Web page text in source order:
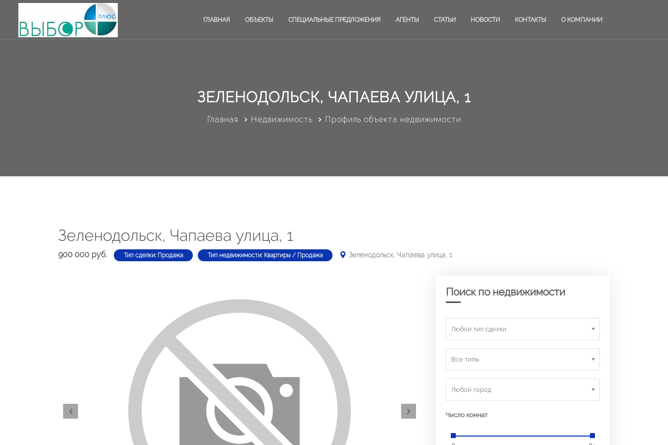
ГЛАВНАЯ ОБЪЕКТЫ СПЕЦИАЛЬНЫЕ ПРЕДЛОЖЕНИЯ АГЕНТЫ СТАТЬИ НОВОСТИ КОНТАКТЫ О КОМПАНИИ
ЗЕЛЕНОДОЛЬСК, ЧАПАЕВА УЛИЦА, 1
Главная Недвижимость Профиль объекта недвижимости
Зеленодольск, Чапаева улица, 1
900 000 руб. Тип сделки: Продажа Тип недвижимости: Квартиры / Продажа Зеленодольск, Чапаева улица, 1
Поиск по недвижимости
Любой тип сделки
Все типы
Любой город
Число комнат